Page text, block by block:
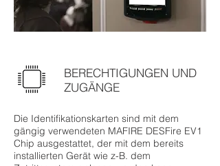
BERECHTIGUNGEN UND
ZUGÄNGE
Die Identifikationskarten sind mit dem
gängig verwendeten MAFIRE DESFire EV1
Chip ausgestattet, der mit dem bereits
installierten Gerät wie z-B. dem